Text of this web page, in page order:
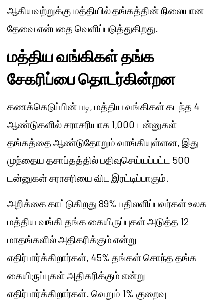
ஆகியவற்றுக்கு மத்தியில் தங்கத்தின் நிலையான
தேவை என்பதை வெளிப்படுத்துகிறது.
மத்திய வங்கிகள் தங்க
சேகரிப்பை தொடர்கின்றன
கணக்கெடுப்பின் படி, மத்திய வங்கிகள் கடந்த 4
ஆண்டுகளில் சராசரியாக 1,000 டன்னுகள்
தங்கத்தை ஆண்டுதோறும் வாங்கியுள்ளன, இது
முந்தைய தசாப்தத்தில் பதிவுசெய்யப்பட்ட 500
டன்னுகள் சராசரியை விட இரட்டிப்பாகும்.
அறிக்கை காட்டுகிறது 89% பதிலளிப்பவர்கள் உலக
மத்திய வங்கி தங்க கையிருப்புகள் அடுத்த 12
மாதங்களில் அதிகரிக்கும் என்று
எதிர்பார்க்கிறார்கள், 45% தங்கள் சொந்த தங்க
கையிருப்புகள் அதிகரிக்கும் என்று
எதிர்பார்க்கிறார்கள். வெறும் 1% குறைவு